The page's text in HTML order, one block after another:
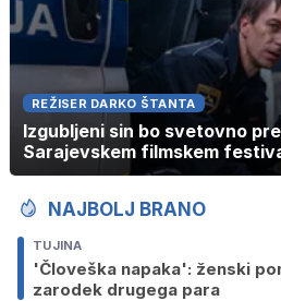
REŽISER DARKO ŠTANTA
Izgubljeni sin bo svetovno
Sarajevskem filmskem
NAJBOLJ BRANO
TUJINA
'Človeška napaka': ženski
zarodek drugega para